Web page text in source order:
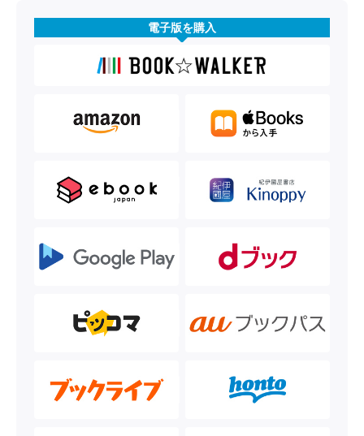
電子版を購入